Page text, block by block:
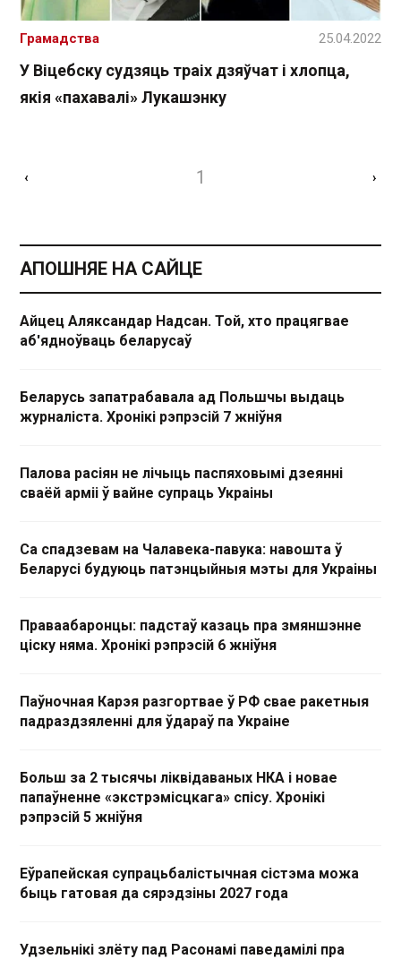
У Віцебску судзяць траіх дзяўчат і хлопца,
якія «пахавалі» Лукашэнку
Грамадства 25.04.2022
‹ 1 ›
АПОШНЯЕ НА САЙЦЕ
Айцец Аляксандар Надсан. Той, хто працягвае
аб'ядноўваць беларусаў
Беларусь запатрабавала ад Польшчы выдаць
журналіста. Хронікі рэпрэсій 7 жніўня
Палова расіян не лічыць паспяховымі дзеянні
сваёй арміі ў вайне супраць Украіны
Са спадзевам на Чалавека-павука: навошта ў
Беларусі будуюць патэнцыйныя мэты для Украіны
Праваабаронцы: падстаў казаць пра змяншэнне
ціску няма. Хронікі рэпрэсій 6 жніўня
Паўночная Карэя разгортвае ў РФ свае ракетныя
падраздзяленні для ўдараў па Украіне
Больш за 2 тысячы ліквідаваных НКА і новае
папаўненне «экстрэмісцкага» спісу. Хронікі
рэпрэсій 5 жніўня
Еўрапейская супрацьбалістычная сістэма можа
быць гатовая да сярэдзіны 2027 года
Удзельнікі злёту пад Расонамі паведамілі пра